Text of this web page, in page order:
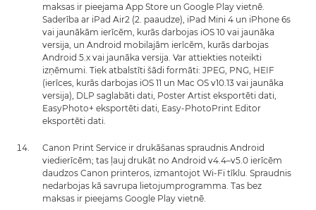
maksas ir pieejama App Store un Google Play vietnē.
Saderība ar iPad Air2 (2. paaudze), iPad Mini 4 un iPhone 6s
vai jaunākām ierīcēm, kurās darbojas iOS 10 vai jaunāka
versija, un Android mobilajām ierīcēm, kurās darbojas
Android 5.x vai jaunāka versija. Var attiekties noteikti
izņēmumi. Tiek atbalstīti šādi formāti: JPEG, PNG, HEIF
(ierīces, kurās darbojas iOS 11 un Mac OS v10.13 vai jaunāka
versija), DLP saglabāti dati, Poster Artist eksportēti dati,
EasyPhoto+ eksportēti dati, Easy-PhotoPrint Editor
eksportēti dati.
Canon Print Service ir drukāšanas spraudnis Android
viedierīcēm; tas ļauj drukāt no Android v4.4–v5.0 ierīcēm
daudzos Canon printeros, izmantojot Wi-Fi tīklu. Spraudnis
nedarbojas kā savrupa lietojumprogramma. Tas bez
maksas ir pieejams Google Play vietnē.